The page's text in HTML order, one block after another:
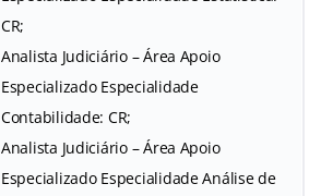
CR;
Analista Judiciário – Área Apoio
Especializado Especialidade
Contabilidade: CR;
Analista Judiciário – Área Apoio
Especializado Especialidade Análise de